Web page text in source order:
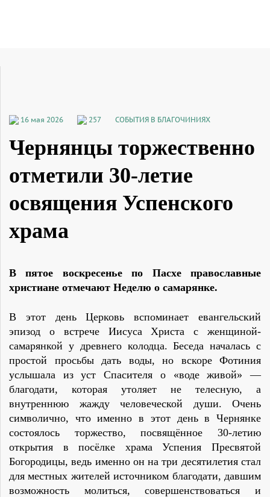
16 мая 2026 257 СОБЫТИЯ В БЛАГОЧИНИЯХ
Чернянцы торжественно
отметили 30-летие
освящения Успенского
храма
В пятое воскресенье по Пасхе православные
христиане отмечают Неделю о самарянке.
В этот день Церковь вспоминает евангельский
эпизод о встрече Иисуса Христа с женщиной-
самарянкой у древнего колодца. Беседа началась с
простой просьбы дать воды, но вскоре Фотиния
услышала из уст Спасителя о «воде живой» —
благодати, которая утоляет не телесную, а
внутреннюю жажду человеческой души. Очень
символично, что именно в этот день в Чернянке
состоялось торжество, посвящённое 30-летию
открытия в посёлке храма Успения Пресвятой
Богородицы, ведь именно он на три десятилетия стал
для местных жителей источником благодати, давшим
возможность молиться, совершенствоваться и